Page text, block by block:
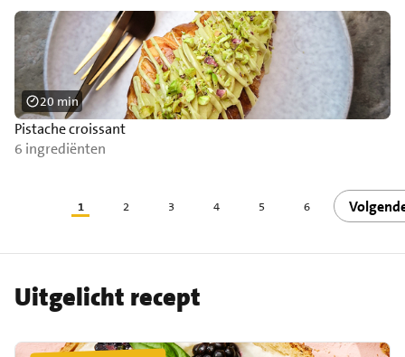
Pistache croissant
6 ingrediënten
20 min
1 2 3 4 5 6
Uitgelicht recept